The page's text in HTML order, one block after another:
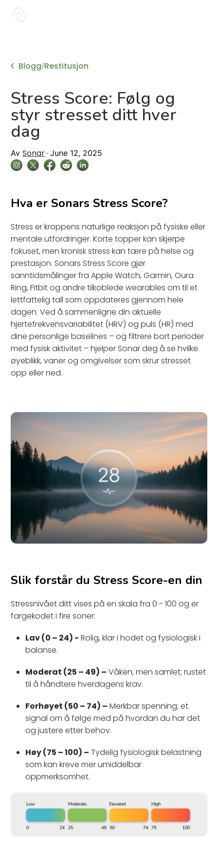
Blogg/Restitusjon
Stress Score: Følg og
styr stresset ditt hver
dag
Av Sonar June 12, 2025
Hva er Sonars Stress Score?
Stress er kroppens naturlige reaksjon på fysiske eller
mentale utfordringer. Korte topper kan skjerpe
fokuset, men kronisk stress kan tære på helse og
prestasjon. Sonars Stress Score gjør
sanntidsmålinger fra Apple Watch, Garmin, Oura
Ring, Fitbit og andre tilkoblede wearables om til et
lettfattelig tall som oppdateres gjennom hele
dagen. Ved å sammenligne din aktuelle
hjertefrekvensvariabilitet (HRV) og puls (HR) med
dine personlige baselines – og filtrere bort perioder
med fysisk aktivitet – hjelper Sonar deg å se hvilke
øyeblikk, vaner og omgivelser som skrur stresset
opp eller ned.
Slik forstår du Stress Score-en din
Stressnivået ditt vises på en skala fra 0 - 100 og er
fargekodet i fire soner:
Lav (0 – 24) - Rolig, klar i hodet og fysiologisk i
balanse.
Moderat (25 – 49) – Våken, men samlet; rustet
til å håndtere hverdagens krav.
Forhøyet (50 – 74) – Merkbar spenning; et
signal om å følge med på hvordan du har det
og justere etter behov.
Høy (75 – 100) – Tydelig fysiologisk belastning
som kan kreve mer umiddelbar
oppmerksomhet.